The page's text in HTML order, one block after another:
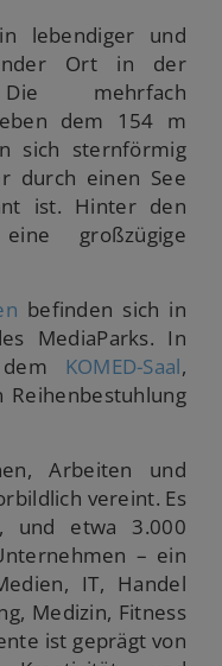
lebendiger und
Ort in der
mehrfach
dem 154 m
sich sternförmig
durch einen See
ist. Hinter den
großzügige
befinden sich in
MediaParks. In
KOMED-Saal,
Arbeiten und
vereint. Es
und etwa 3.000
– ein
IT, Handel
Medizin, Fitness
ist geprägt von